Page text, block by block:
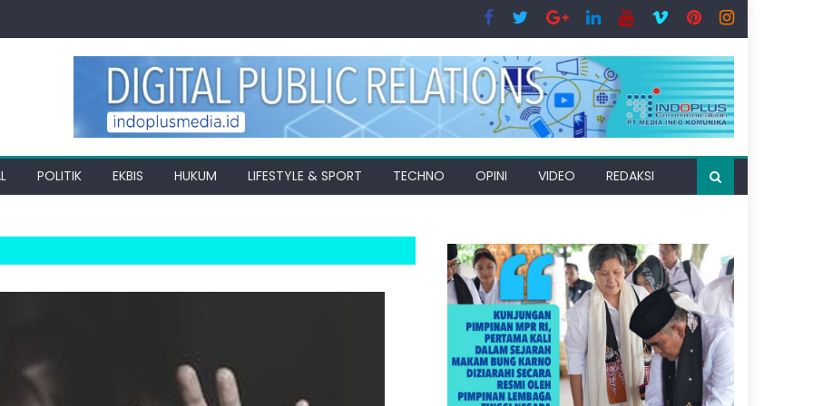
POLITIK EKBIS HUKUM LIFESTYLE & SPORT TECHNO OPINI VIDEO REDAKSI